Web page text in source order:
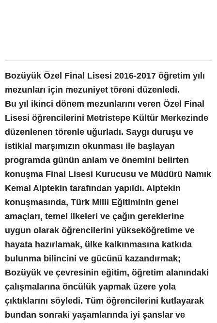
Bozüyük Özel Final Lisesi 2016-2017 öğretim yılı
mezunları için mezuniyet töreni düzenledi.
Bu yıl ikinci dönem mezunlarını veren Özel Final
Lisesi öğrencilerini Metristepe Kültür Merkezinde
düzenlenen törenle uğurladı. Saygı duruşu ve
istiklal marşımızın okunması ile başlayan
programda günün anlam ve önemini belirten
konuşma Final Lisesi Kurucusu ve Müdürü Namık
Kemal Alptekin tarafından yapıldı. Alptekin
konuşmasında, Türk Milli Eğitiminin genel
amaçları, temel ilkeleri ve çağın gereklerine
uygun olarak öğrencilerini yükseköğretime ve
hayata hazırlamak, ülke kalkınmasına katkıda
bulunma bilincini ve gücünü kazandırmak;
Bozüyük ve çevresinin eğitim, öğretim alanındaki
çalışmalarına öncülük yapmak üzere yola
çıktıklarını söyledi. Tüm öğrencilerini kutlayarak
bundan sonraki yaşamlarında iyi şanslar ve